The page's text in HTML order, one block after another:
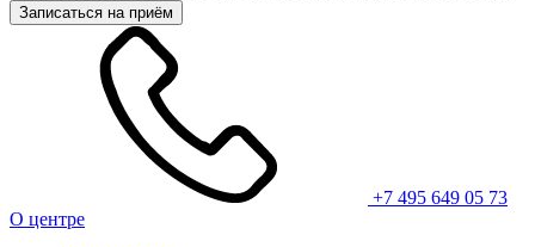
Записаться на приём
+7 495 649 05 73
О центре